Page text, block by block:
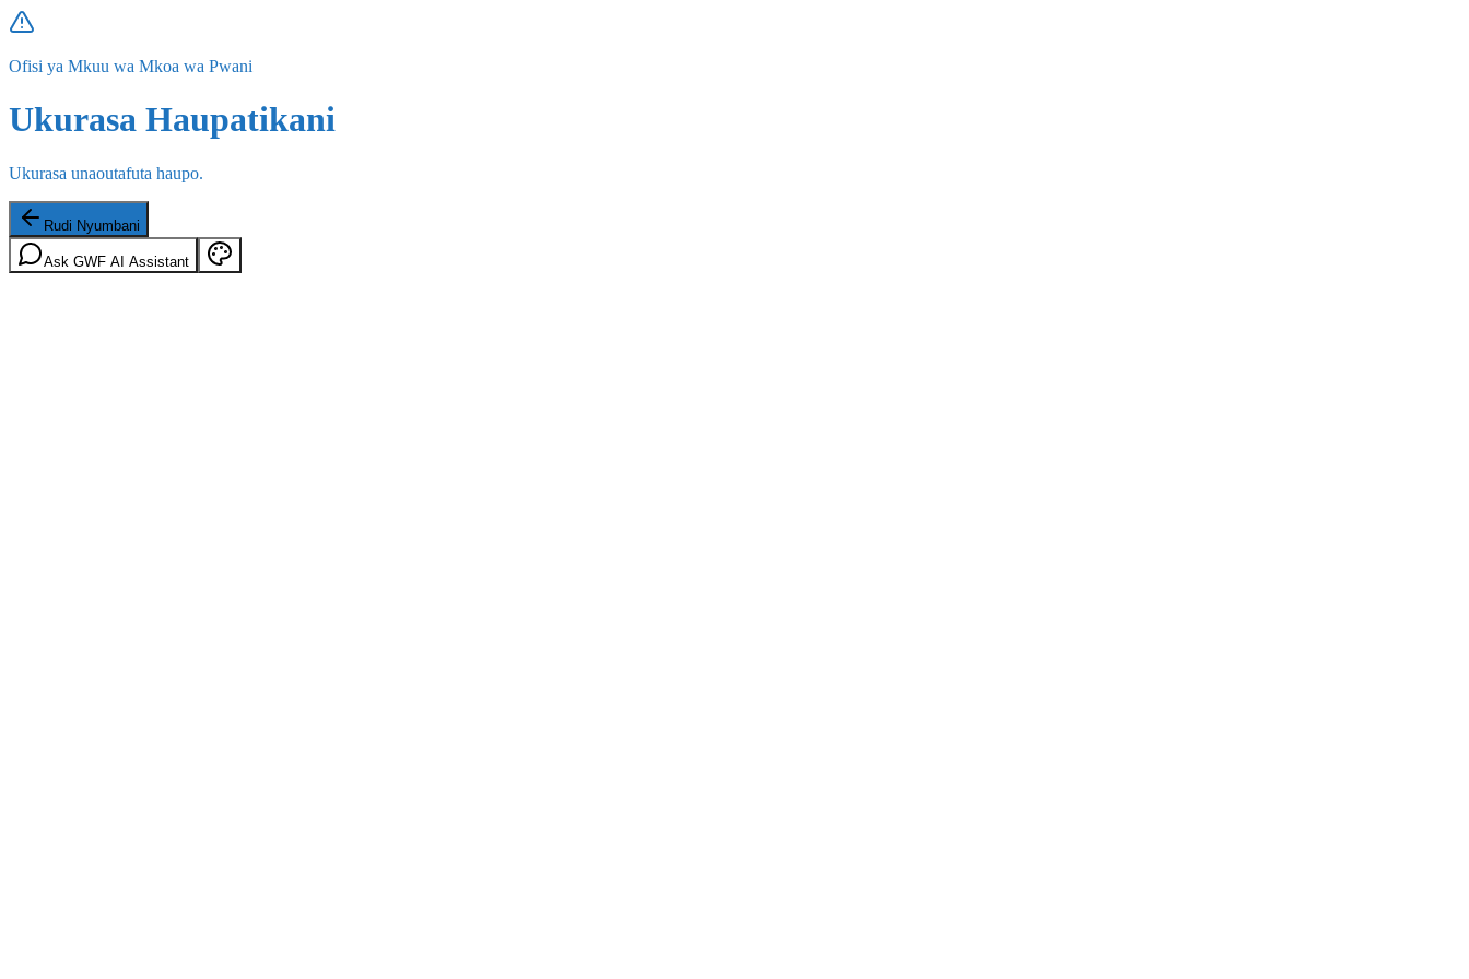
Ofisi ya Mkuu wa Mkoa wa Pwani
Ukurasa Haupatikani
Ukurasa unaoutafuta haupo.
Rudi Nyumbani
Ask GWF AI Assistant